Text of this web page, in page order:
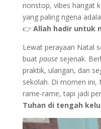
nonstop, vibes hangat
yang paling ngena
👉 Allah hadir untuk
Lewat perayaan Natal
buat pausesejenak.
praktik, ulangan, dan
sekolah. Di momen ini,
rame-rame, tapi jadi
Tuhan di tengah